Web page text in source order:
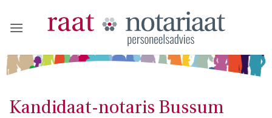
naar
Kandidaat-notaris Bussum